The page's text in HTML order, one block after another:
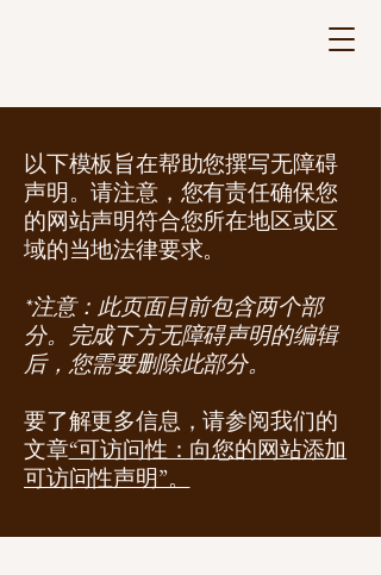
为国内外华人提供中文咨询和服务
以下模板旨在帮助您撰写无障碍
声明。请注意，您有责任确保您
的网站声明符合您所在地区或区
域的当地法律要求。
*注意：此页面目前包含两个部
分。完成下方无障碍声明的编辑
后，您需要删除此部分。
要了解更多信息，请参阅我们的
文章“可访问性：向您的网站添加
可访问性声明”。